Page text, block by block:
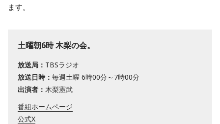
ます。
土曜朝6時 木梨の会。
放送局： TBSラジオ
放送日時： 毎週土曜 6時00分～7時00分
出演者： 木梨憲武
番組ホームページ
公式X